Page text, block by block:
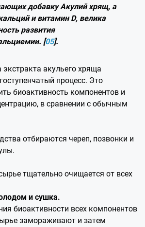
добавку Акулий хрящ, а
и витамин D, велика
развития
[05].
акульего хряща
процесс. Это
биоактивность компонентов и
в сравнении с обычным
отбираются череп, позвонки и
тщательно очищается от всех
и сушка.
биоактивности всех компонентов
замораживают и затем